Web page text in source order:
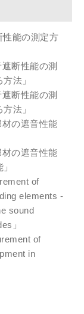
性能の測定方
断性能の測
法」
断性能の測
法」
の遮音性能
の遮音性能
of
elements -
sound
」
of
in